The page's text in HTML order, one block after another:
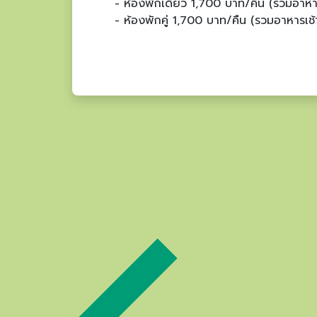
- ห้องพักเดี่ยว 1,700 บาท/คืน (รวมอาหา
- ห้องพักคู่ 1,700 บาท/คืน (รวมอาหารเช้